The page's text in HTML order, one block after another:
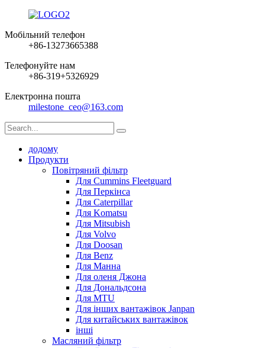
Мобільний телефон
+86-13273665388
Телефонуйте нам
+86-319+5326929
Електронна пошта
milestone_ceo@163.com
додому
Продукти
Повітряний фільтр
Для Cummins Fleetguard
Для Перкінса
Для Caterpillar
Для Komatsu
Для Mitsubish
Для Volvo
Для Doosan
Для Benz
Для Манна
Для оленя Джона
Для Дональдсона
Для MTU
Для інших вантажівок Janpan
Для китайських вантажівок
інші
Масляний фільтр